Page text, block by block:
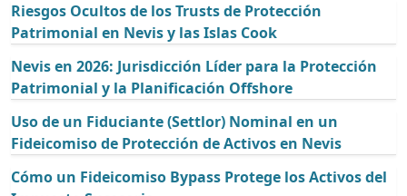
Riesgos Ocultos de los Trusts de Protección
Patrimonial en Nevis y las Islas Cook
Nevis en 2026: Jurisdicción Líder para la Protección
Patrimonial y la Planificación Offshore
Uso de un Fiduciante (Settlor) Nominal en un
Fideicomiso de Protección de Activos en Nevis
Cómo un Fideicomiso Bypass Protege los Activos del